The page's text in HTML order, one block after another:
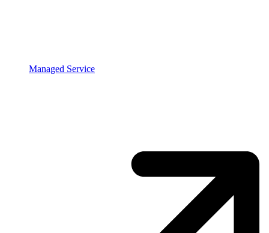
Managed Service